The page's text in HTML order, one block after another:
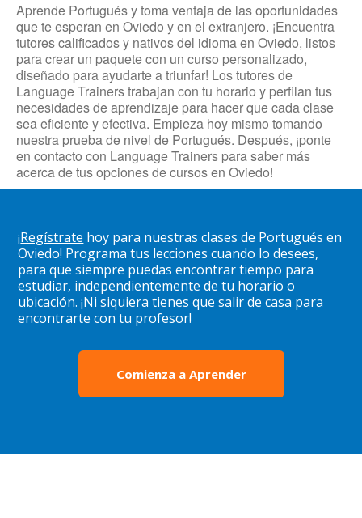
Aprende Portugués y toma ventaja de las oportunidades
que te esperan en Oviedo y en el extranjero. ¡Encuentra
tutores calificados y nativos del idioma en Oviedo, listos
para crear un paquete con un curso personalizado,
diseñado para ayudarte a triunfar! Los tutores de
Language Trainers trabajan con tu horario y perfilan tus
necesidades de aprendizaje para hacer que cada clase
sea eficiente y efectiva. Empieza hoy mismo tomando
nuestra prueba de nivel de Portugués. Después, ¡ponte
en contacto con Language Trainers para saber más
acerca de tus opciones de cursos en Oviedo!
¡Regístrate hoy para nuestras clases de Portugués en
Oviedo! Programa tus lecciones cuando lo desees,
para que siempre puedas encontrar tiempo para
estudiar, independientemente de tu horario o
ubicación. ¡Ni siquiera tienes que salir de casa para
encontrarte con tu profesor!
Comienza a Aprender